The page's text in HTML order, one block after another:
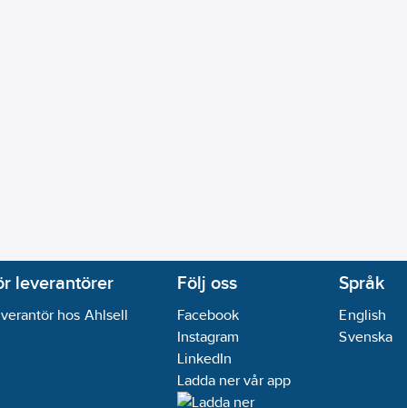
leverantörer
hos Ahlsell
Följ oss
Facebook
Instagram
LinkedIn
Ladda ner vår app
Språk
English
Svenska